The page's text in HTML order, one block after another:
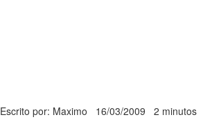
Escrito por: Maximo 16/03/2009 2 minutos